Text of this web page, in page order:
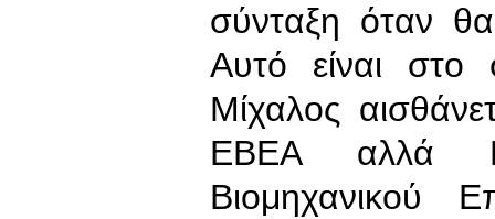
σύνταξη όταν
Αυτό είναι
Μίχαλος
ΕΒΕΑ αλλά
Βιομηχανικού